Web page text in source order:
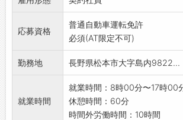
*社用車を使用
【変更範囲:変更なし】
応募資格
普通自動車運転免許
必須(AT限定不可)
勤務地 長野県松本市大字島内9822...
就業時間
就業時間：8時00分〜17時00
休憩時間：60分
時間外労働時間：10時間